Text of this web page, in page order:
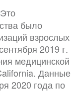
Это
было
взрослых
2019 г.
медицинской
Данные
2020 года по